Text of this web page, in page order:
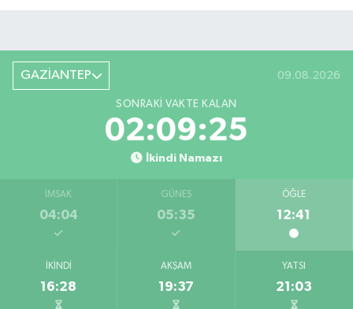
GAZİANTEP 09.08.2026
SONRAKI VAKTE KALAN
02:09:25
İkindi Namazı
İMSAK
04:04
GÜNEŞ
05:35
ÖĞLE
12:41
İKINDI
16:28
AKŞAM
19:37
YATSI
21:03